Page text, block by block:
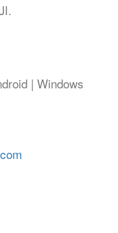
المشكلة ، فسنقوم برد كل الأموال إليك.
| Windows